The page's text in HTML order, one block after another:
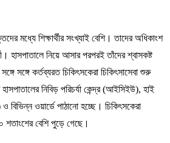
মধ্যে শিক্ষার্থীর সংখ্যাই বেশি। তাদের অধিকাংশ
হাসপাতালে নিয়ে আসার পরপরই তাঁদের শ্বাসকষ্ট
সঙ্গে কর্তব্যরত চিকিৎসকেরা চিকিৎসাসেবা শুরু
নিবিড় পরিচর্যা কেন্দ্র (আইসিইউ), হাই
বিভিন্ন ওয়ার্ডে পাঠানো হচ্ছে। চিকিৎসকেরা
শতাংশের বেশি পুড়ে গেছে।